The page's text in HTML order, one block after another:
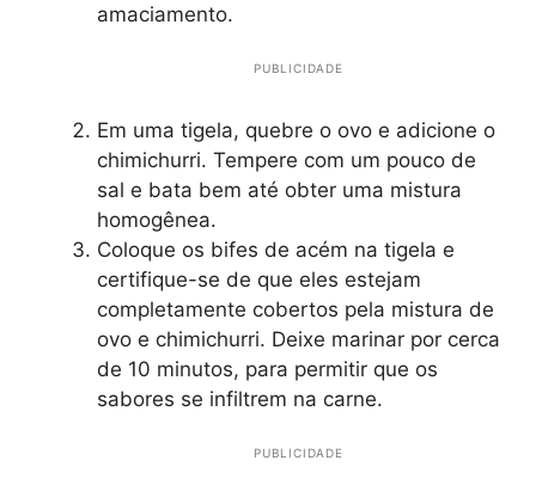
amaciamento.
PUBLICIDADE
Em uma tigela, quebre o ovo e adicione o
chimichurri. Tempere com um pouco de
sal e bata bem até obter uma mistura
homogênea.
Coloque os bifes de acém na tigela e
certifique-se de que eles estejam
completamente cobertos pela mistura de
ovo e chimichurri. Deixe marinar por cerca
de 10 minutos, para permitir que os
sabores se infiltrem na carne.
PUBLICIDADE